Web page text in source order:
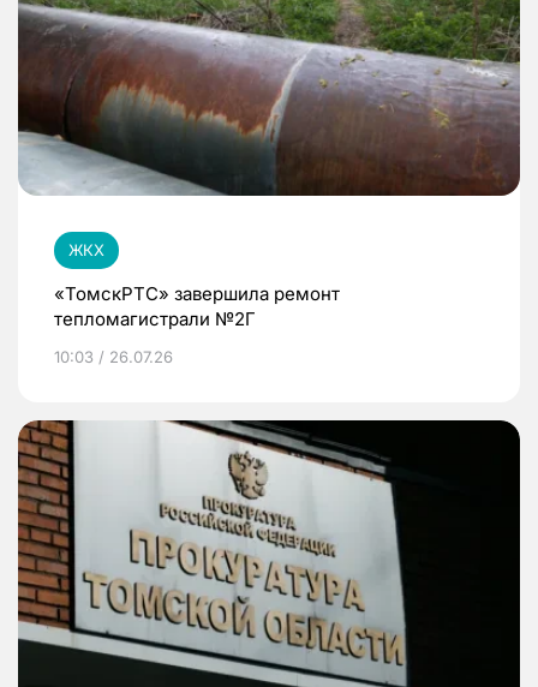
ЖКХ
«ТомскРТС» завершила ремонт
тепломагистрали №2Г
10:03 / 26.07.26